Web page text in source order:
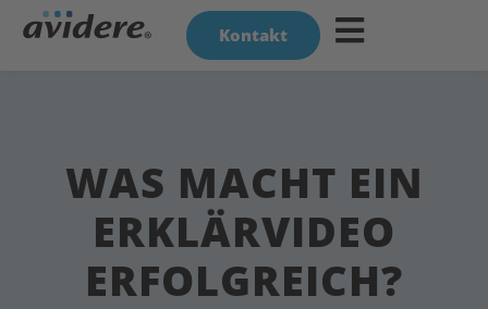
Kontakt
WAS MACHT EIN
ERKLÄRVIDEO
ERFOLGREICH?